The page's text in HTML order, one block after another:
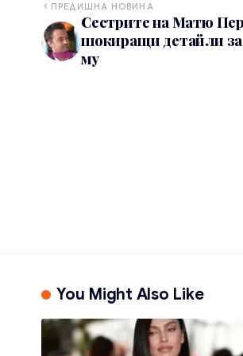
ПРЕДИШНА НОВИНА
Сестрите на Матю
шокиращи детайли
му
You Might Also Like